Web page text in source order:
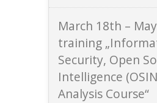
March 18th –
training
Security, Open
Intelligence
Analysis Course“